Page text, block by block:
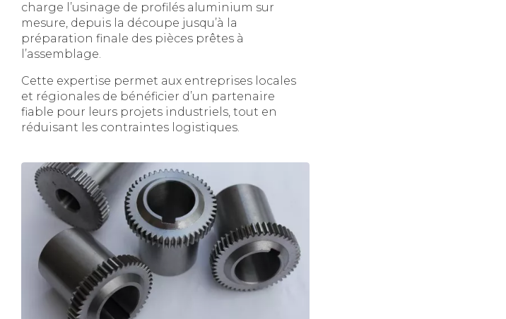
charge l’usinage de profilés aluminium sur
mesure, depuis la découpe jusqu’à la
préparation finale des pièces prêtes à
l’assemblage.
Cette expertise permet aux entreprises locales
et régionales de bénéficier d’un partenaire
fiable pour leurs projets industriels, tout en
réduisant les contraintes logistiques.